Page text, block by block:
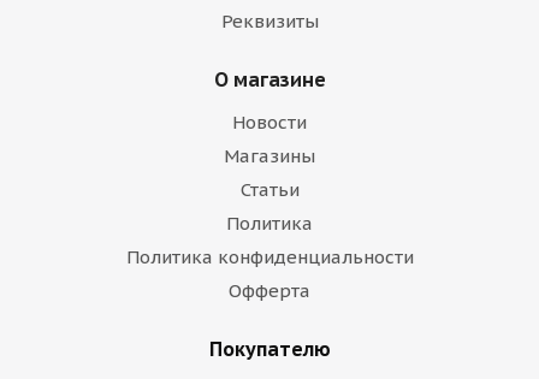
Реквизиты
О магазине
Новости
Магазины
Статьи
Политика
Политика конфиденциальности
Офферта
Покупателю